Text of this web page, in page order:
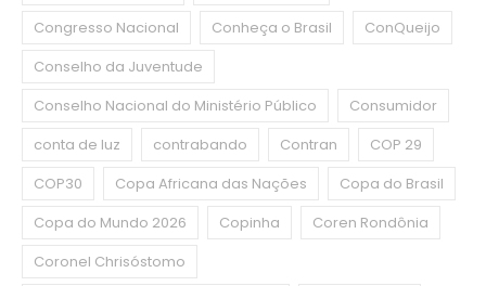
Congresso Nacional
Conheça o Brasil
ConQueijo
Conselho da Juventude
Conselho Nacional do Ministério Público
Consumidor
conta de luz
contrabando Contran
COP 29
COP30
Copa Africana das Nações
Copa do Brasil
Copa do Mundo 2026
Copinha
Coren Rondônia
Coronel Chrisóstomo